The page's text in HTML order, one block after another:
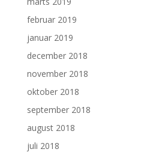
februar 2019
januar 2019
december 2018
november 2018
oktober 2018
september 2018
august 2018
juli 2018